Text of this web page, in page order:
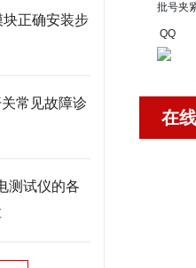
正确安装步
常见故障诊
测试仪的各
批号夹
QQ
在